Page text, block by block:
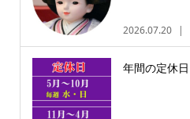
2026.07.20
年間の定休日